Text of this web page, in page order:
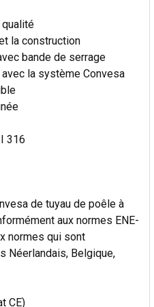
la construction
bande de serrage
la système Convesa
316
de tuyau de poêle à
aux normes ENE-
normes qui sont
Néerlandais, Belgique,
CE)